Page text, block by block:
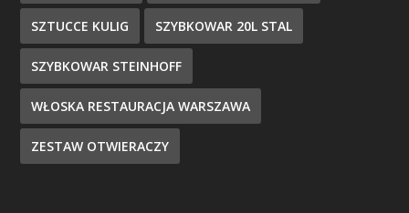
SZTUCCE KULIG SZYBKOWAR 20L STAL
SZYBKOWAR STEINHOFF
WŁOSKA RESTAURACJA WARSZAWA
ZESTAW OTWIERACZY